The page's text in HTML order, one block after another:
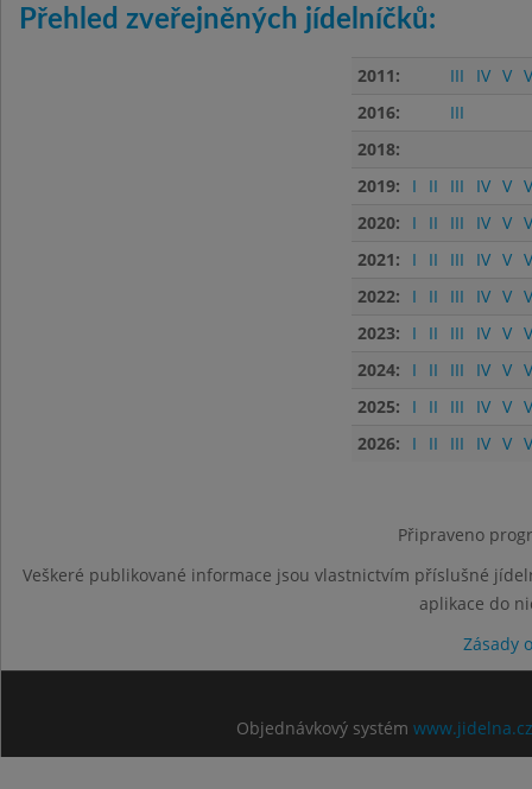
Přehled zveřejněných jídelníčků:
2011: III IV V
2016:
III
2018:
2019:
I II III IV V
2020:
I II III IV V
2021:
I II III IV V
2022:
I II III IV V
2023:
I II III IV V
2024:
I II III IV V
2025:
I II III IV V
2026:
I II III IV V
Připraveno
Veškeré publikované informace jsou vlastnictvím příslušné
aplikace do
Zásady
Objednávkový systém www.jidelna.cz